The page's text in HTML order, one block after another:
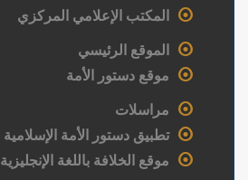
المكتب الإعلامي المركزي
الموقع الرئيسي
موقع دستور الأمة
مراسلات
تطبيق دستور الأمة الإسلامية
موقع الخلافة باللغة الإنجليزية